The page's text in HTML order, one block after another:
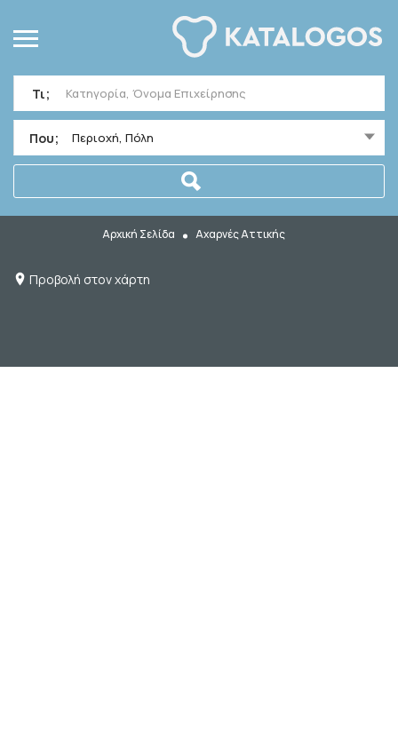
Τι;
Που; Περιοχή, Πόλη
Αρχική Σελίδα Αχαρνές Αττικής
Προβολή στον χάρτη